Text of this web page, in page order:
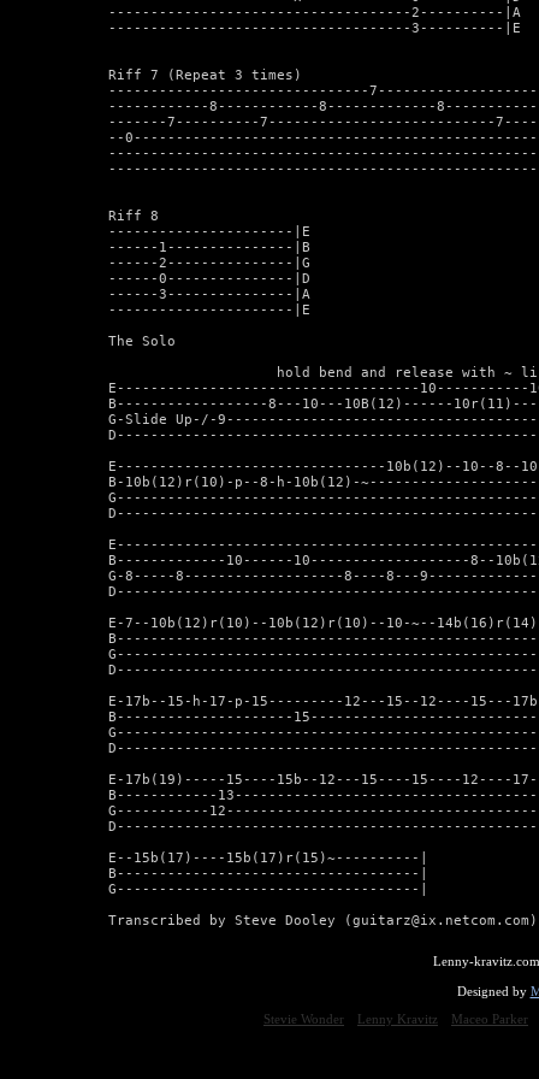
------------------------------------2----------|A
------------------------------------3----------|E
Riff 7 (Repeat 3 times)
-------------------------------
------------8------------8-------------
-------7----------7---------------------------
--
Riff 8
----------------------|E
------1---------------|B
------2---------------|G
------0---------------|D
------3---------------|A
----------------------|E
The Solo
hold bend and release with ~
E------------------------------------10-----------
B------------------8---10---10B(12)------
G-Slide Up-/-
E--------------------------------10b(12)--10--8--
B-10b(12)r(10)-p--8-h-10b(12)-
B-------------10------10-------------------8--
G-8-----8-------------------8----8---
E-7--10b(12)r(10)--10b(12)r(10)--10-~--
E-17b--15-h-17-p-15---------12---15--12----15---
B---------------------
E-17b(19)-----15----15b--12---15----15----12----
B------------
G-----------
E--15b(17)----15b(17)r(15)~----------|
B------------------------------------|
G------------------------------------|
Transcribed by Steve Dooley (guitarz@ix.netcom.com)
Lenny-
Designed by
Stevie Wonder
Lenny Kravitz Maceo Parker